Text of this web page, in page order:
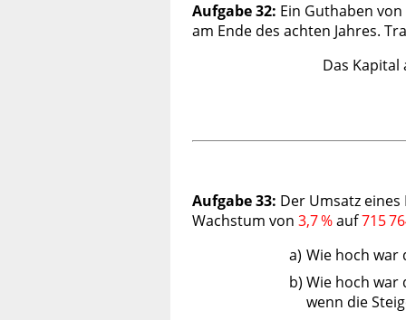
Aufgabe 32: Ein Guthaben von
am Ende des achten Jahres.
Das Kapital
Aufgabe 33: Der Umsatz
Wachstum von 3,7 %auf715
a) Wie hoch
b) Wie hoch
wenn die